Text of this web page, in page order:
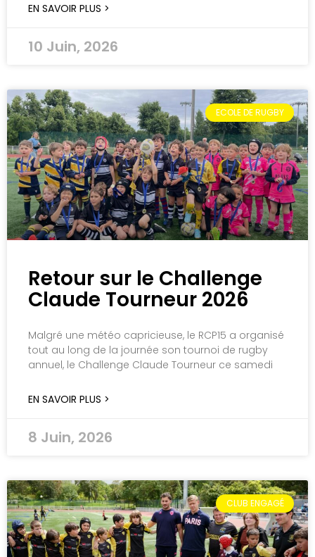
EN SAVOIR PLUS >
10 Juin, 2026
ECOLE DE RUGBY
Retour sur le Challenge
Claude Tourneur 2026
Malgré une météo capricieuse, le RCP15 a organisé
tout au long de la journée son tournoi de rugby
annuel, le Challenge Claude Tourneur ce samedi
EN SAVOIR PLUS >
8 Juin, 2026
CLUB ENGAGÉ